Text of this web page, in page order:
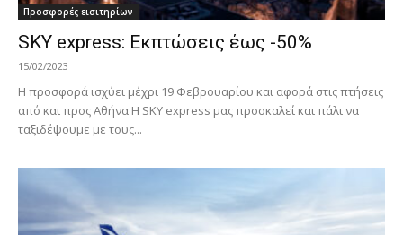
Προσφορές εισιτηρίων
SKY express: Εκπτώσεις έως -50%
15/02/2023
Η προσφορά ισχύει μέχρι 19 Φεβρουαρίου και αφορά στις πτήσεις
από και προς Αθήνα Η SKY express μας προσκαλεί και πάλι να
ταξιδέψουμε με τους...